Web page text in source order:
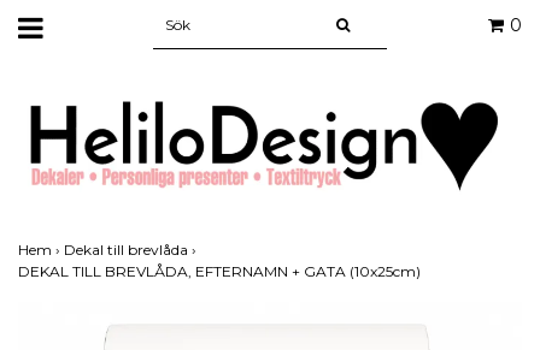
0
Hem › Dekal till brevlåda ›
DEKAL TILL BREVLÅDA, EFTERNAMN + GATA (10x25cm)